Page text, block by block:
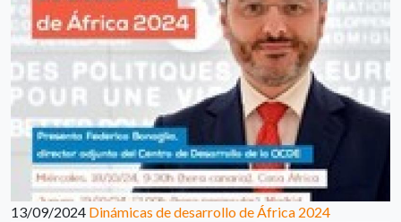
13/09/2024 Dinámicas de desarrollo de África 2024